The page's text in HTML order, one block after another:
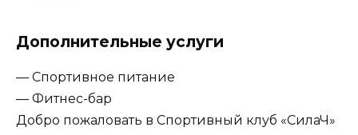
Дополнительные услуги
— Спортивное питание
— Фитнес-бар
Добро пожаловать в Спортивный клуб «СилаЧ»